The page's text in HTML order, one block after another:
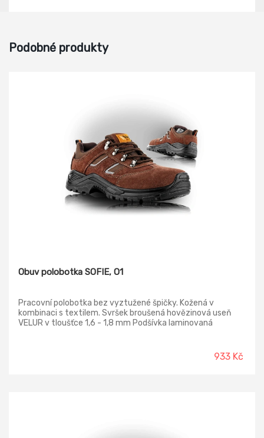
Podobné produkty
Obuv polobotka SOFIE, O1
Pracovní polobotka bez vyztužené špičky. Kožená v
kombinaci s textilem. Svršek broušená hovězinová useň
VELUR v tloušťce 1,6 - 1,8 mm Podšívka laminovaná
palivovým olejům, antistatická, protiskluzná, dvousložkový
933 Kč